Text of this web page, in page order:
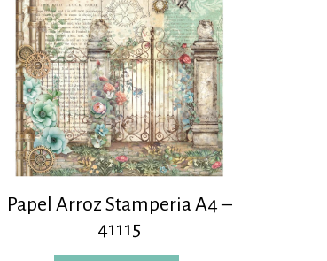
Papel Arroz Stamperia A4 –
41115